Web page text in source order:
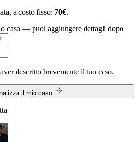
a costo fisso: 70€.
caso — puoi aggiungere dettagli dopo
descritto brevemente il tuo caso.
il mio caso